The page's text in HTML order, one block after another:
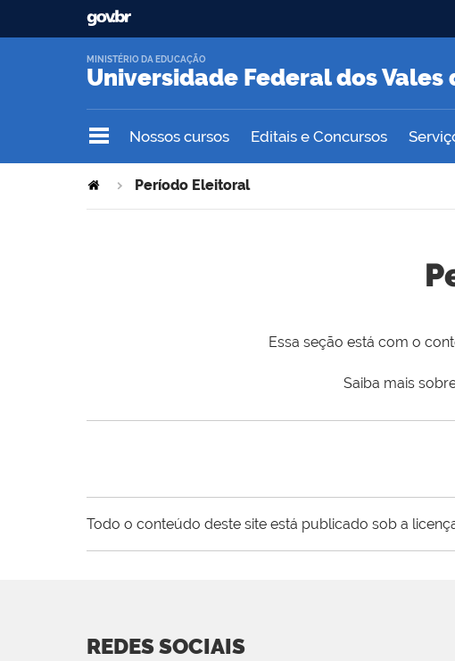
Universidade Federal dos
MINISTÉRIO DA EDUCAÇÃO
Nossos cursos Editais e Concursos
Período Eleitoral
Essa seção está com o
Saiba mais
Todo o conteúdo deste site está publicado sob a
REDES SOCIAIS